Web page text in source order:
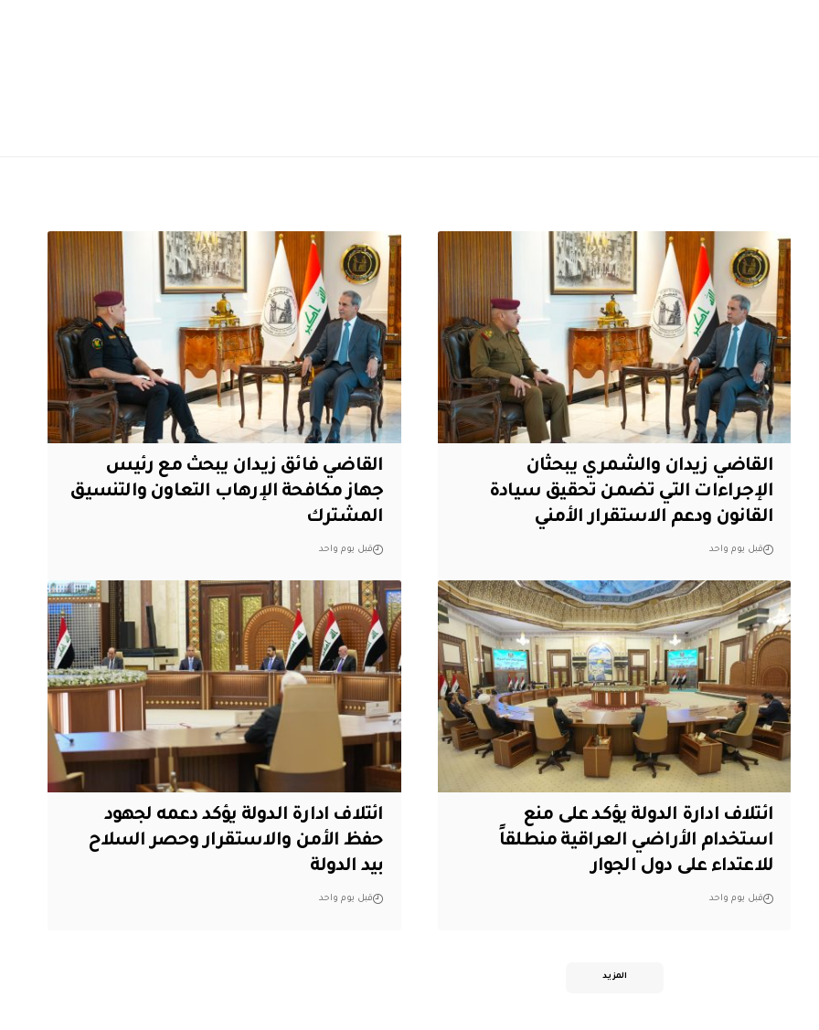
القاضي زيدان والشمري يبحثان
الإجراءات التي تضمن تحقيق سيادة
القانون ودعم الاستقرار الأمني
قبل يوم واحد
القاضي فائق زيدان يبحث مع رئيس
جهاز مكافحة الإرهاب التعاون والتنسيق
المشترك
قبل يوم واحد
ائتلاف ادارة الدولة يؤكد على منع
استخدام الأراضي العراقية منطلقاً
للاعتداء على دول الجوار
قبل يوم واحد
ائتلاف ادارة الدولة يؤكد دعمه لجهود
حفظ الأمن والاستقرار وحصر السلاح
بيد الدولة
قبل يوم واحد
المزيد